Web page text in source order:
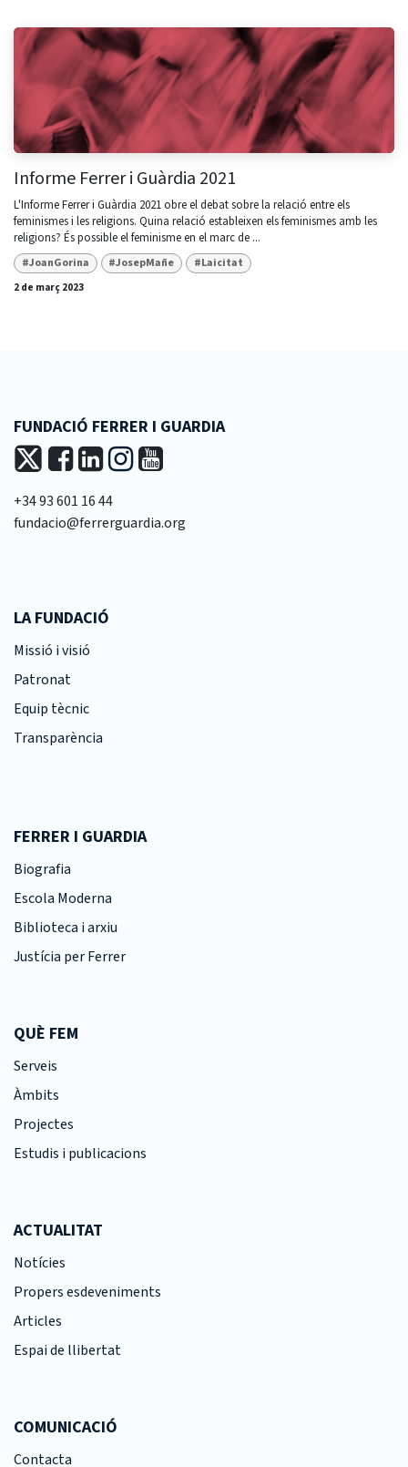
Informe Ferrer i Guàrdia 2021
L'Informe Ferrer i Guàrdia 2021 obre el debat sobre la relació entre els
feminismes i les religions. Quina relació estableixen els feminismes amb les
religions? És possible el feminisme en el marc de ...
#JoanGorina #JosepMañe
#Laicitat
2 de març 2023
FUNDACIÓ FERRER I GUARDIA
+34 93 601 16 44
fundacio@ferrerguardia.org
LA FUNDACIÓ
Missió i visió
Patronat
Equip tècnic
Transparència
FERRER I GUARDIA
Biografia
Escola Moderna
Biblioteca i arxiu
Justícia per Ferrer
QUÈ FEM
Serveis
Àmbits
Projectes
Estudis i publicacions
ACTUALITAT
Notícies
Propers esdeveniments
Articles
Espai de llibertat
COMUNICACIÓ
Contacta